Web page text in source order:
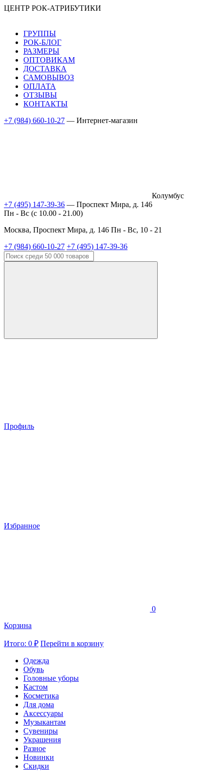
ЦЕНТР РОК-АТРИБУТИКИ
ГРУППЫ
РОК-БЛОГ
РАЗМЕРЫ
ОПТОВИКАМ
ДОСТАВКА
САМОВЫВОЗ
ОПЛАТА
ОТЗЫВЫ
КОНТАКТЫ
+7 (984) 660-10-27 — Интернет-магазин
Колумбус
+7 (495) 147-39-36 — Проспект Мира, д. 146
Пн - Вс (c 10.00 - 21.00)
Москва, Проспект Мира, д. 146 Пн - Вс, 10 - 21
+7 (984) 660-10-27 +7 (495) 147-39-36
Профиль
Избранное
0
Корзина
Итого: 0 ₽ Перейти в корзину
Одежда
Обувь
Головные уборы
Кастом
Косметика
Для дома
Аксессуары
Музыкантам
Сувениры
Украшения
Разное
Новинки
Скидки